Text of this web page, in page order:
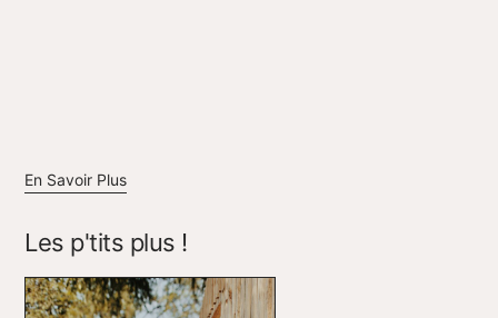
En Savoir Plus
Les p'tits plus !